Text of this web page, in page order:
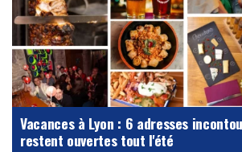
Vacances à Lyon : 6 adresses
restent ouvertes tout l'été